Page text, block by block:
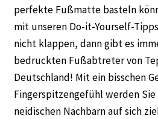
perfekte Fußmatte basteln
mit unseren Do-it-Yourself-
nicht klappen, dann gibt es
bedruckten Fußabtreter von
Deutschland! Mit ein bisschen
Fingerspitzengefühl werden
neidischen Nachbarn auf sich